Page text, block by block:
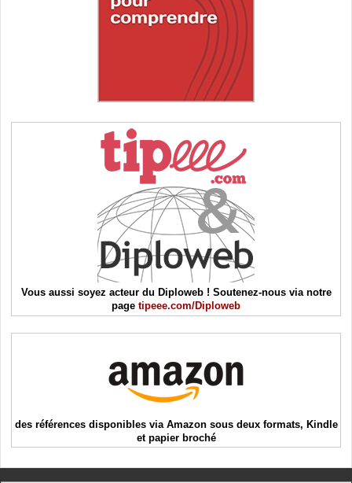
Vous aussi soyez acteur du Diploweb ! Soutenez-nous via notre
page tipeee.com/Diploweb
des références disponibles via Amazon sous deux formats, Kindle
et papier broché